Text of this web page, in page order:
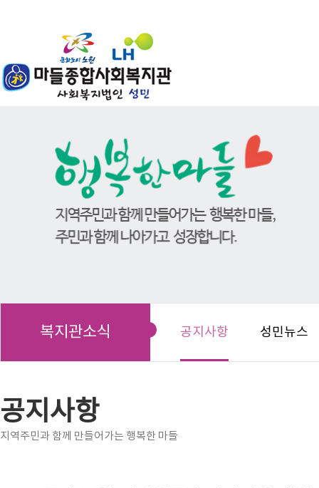
복지관소식 공지사항 성민뉴스
공지사항
지역주민과 함께 만들어가는 행복한 마들